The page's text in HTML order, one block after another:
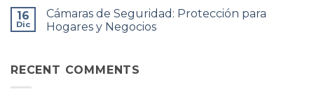
con
Seguridad
Avanzada
Base
de
una
Segura
comentarios
en
Asegura
cómo
las
16
Dic
Cámaras de Seguridad: Protección para
Hogares y Negocios
en
Cámaras
RECENT COMMENTS